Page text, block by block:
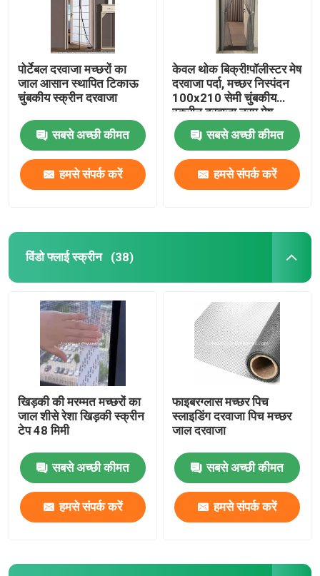
पोर्टेबल दरवाजा मच्छरों का
जाल आसान स्थापित टिकाऊ
चुंबकीय स्क्रीन दरवाजा
सबसे अच्छी कीमत
हमसे संपर्क करें
केवल थोक बिक्री!पॉलीस्टर मेष
दरवाजा पर्दा, मच्छर निस्पंदन
100x210 सेमी चुंबकीय
स्क्रीन दरवाजा नरम मेष
दरवाजा
सबसे अच्छी कीमत
हमसे संपर्क करें
विंडो फ्लाई स्क्रीन (38)
खिड़की की मरम्मत मच्छरों का
जाल शीसे रेशा खिड़की स्क्रीन
टेप 48 मिमी
सबसे अच्छी कीमत
हमसे संपर्क करें
फाइबरग्लास मच्छर पिच
स्लाइडिंग दरवाजा पिच मच्छर
जाल दरवाजा
सबसे अच्छी कीमत
हमसे संपर्क करें